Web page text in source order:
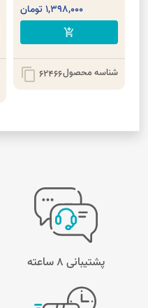
1,398,000 تومان
add_shopping_cart
شناسه محصول62466
content_copy
پشتیبانی 8 ساعته